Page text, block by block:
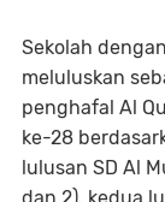
Sekolah
meluluskan
penghafal Al
ke-28
lulusan SD Al